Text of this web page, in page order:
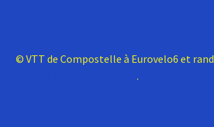
© VTT de Compostelle à Eurovelo6 et
.